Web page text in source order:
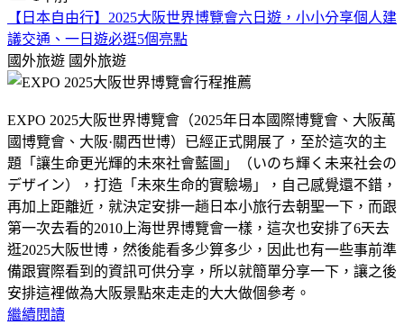
【日本自由行】2025大阪世界博覽會六日遊，小小分享個人建
議交通、一日遊必逛5個亮點
國外旅遊 國外旅遊
EXPO 2025大阪世界博覽會（2025年日本國際博覽會、大阪萬
國博覽會、大阪·關西世博）已經正式開展了，至於這次的主
題「讓生命更光輝的未來社會藍圖」（いのち輝く未来社会の
デザイン），打造「未來生命的實驗場」，自己感覺還不錯，
再加上距離近，就決定安排一趟日本小旅行去朝聖一下，而跟
第一次去看的2010上海世界博覽會一樣，這次也安排了6天去
逛2025大阪世博，然後能看多少算多少，因此也有一些事前準
備跟實際看到的資訊可供分享，所以就簡單分享一下，讓之後
安排這裡做為大阪景點來走走的大大做個參考。
繼續閱讀